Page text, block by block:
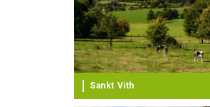
Sankt Vith